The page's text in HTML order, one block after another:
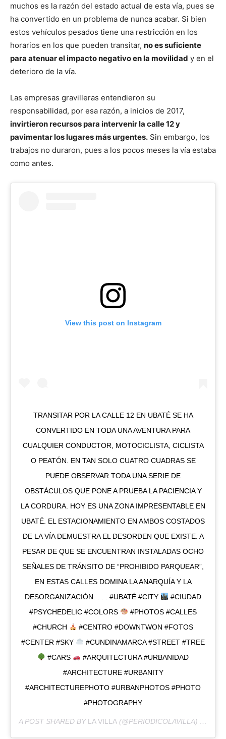
muchos es la razón del estado actual de esta vía, pues se
ha convertido en un problema de nunca acabar. Si bien
estos vehículos pesados tiene una restricción en los
horarios en los que pueden transitar, no es suficiente
para atenuar el impacto negativo en la movilidad y en el
deterioro de la vía.
Las empresas gravilleras entendieron su
responsabilidad, por esa razón, a inicios de 2017,
invirtieron recursos para intervenir la calle 12 y
pavimentar los lugares más urgentes. Sin embargo, los
trabajos no duraron, pues a los pocos meses la vía estaba
como antes.
View this post on Instagram
TRANSITAR POR LA CALLE 12 EN UBATÉ SE HA
CONVERTIDO EN TODA UNA AVENTURA PARA
CUALQUIER CONDUCTOR, MOTOCICLISTA, CICLISTA
O PEATÓN. EN TAN SOLO CUATRO CUADRAS SE
PUEDE OBSERVAR TODA UNA SERIE DE
OBSTÁCULOS QUE PONE A PRUEBA LA PACIENCIA Y
LA CORDURA. HOY ES UNA ZONA IMPRESENTABLE EN
UBATÉ. EL ESTACIONAMIENTO EN AMBOS COSTADOS
DE LA VÍA DEMUESTRA EL DESORDEN QUE EXISTE. A
PESAR DE QUE SE ENCUENTRAN INSTALADAS OCHO
SEÑALES DE TRÁNSITO DE “PROHIBIDO PARQUEAR”,
EN ESTAS CALLES DOMINA LA ANARQUÍA Y LA
DESORGANIZACIÓN. . . . #UBATÉ #CITY
#CIUDAD
#PSYCHEDELIC #COLORS
#PHOTOS #CALLES
#CHURCH
#CENTRO #DOWNTWON #FOTOS
#CENTER #SKY
#CUNDINAMARCA #STREET #TREE
#CARS
#ARQUITECTURA #URBANIDAD
#ARCHITECTURE #URBANITY
#ARCHITECTUREPHOTO #URBANPHOTOS #PHOTO
#PHOTOGRAPHY
A POST SHARED BY LA VILLA (@PERIODICOLAVILLA) ON